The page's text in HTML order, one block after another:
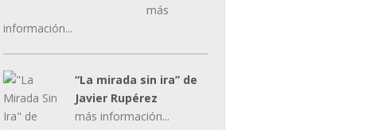
más
información...
“La mirada sin ira” de
Javier Rupérez
más información...